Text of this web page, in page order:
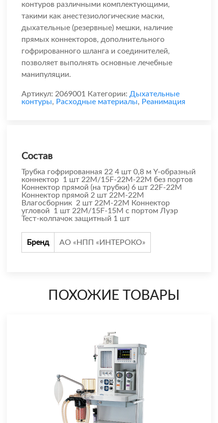
контуров различными комплектующими,
такими как анестезиологические маски,
дыхательные (резервные) мешки, наличие
прямых коннекторов, дополнительного
гофрированного шланга и соединителей,
позволяет выполнять основные лечебные
манипуляции.
Артикул: 2069001 Категории: Дыхательные
контуры, Расходные материалы, Реанимация
Состав
Трубка гофрированная 22 4 шт 0,8 м Y-образный
коннектор 1 шт 22М/15F-22М-22М без портов
Коннектор прямой (на трубки) 6 шт 22F-22М
Коннектор прямой 2 шт 22М-22М
Влагосборник 2 шт 22М-22М Коннектор
угловой 1 шт 22М/15F-15М с портом Луэр
Тест-колпачок защитный 1 шт
Бренд АО «НПП «ИНТЕРОКО»
ПОХОЖИЕ ТОВАРЫ